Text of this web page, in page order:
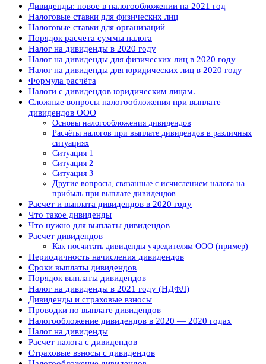
Дивиденды: новое в налогообложении на 2021 год
Налоговые ставки для физических лиц
Налоговые ставки для организаций
Порядок расчета суммы налога
Налог на дивиденды в 2020 году
Налог на дивиденды для физических лиц в 2020 году
Налог на дивиденды для юридических лиц в 2020 году
Формула расчёта
Налоги с дивидендов юридическим лицам.
Сложные вопросы налогообложения при выплате
дивидендов ООО
Основы налогообложения дивидендов
Расчёты налогов при выплате дивидендов в различных
ситуациях
Ситуация 1
Ситуация 2
Ситуация 3
Другие вопросы, связанные с исчислением налога на
прибыль при выплате дивидендов
Расчет и выплата дивидендов в 2020 году
Что такое дивиденды
Что нужно для выплаты дивидендов
Расчет дивидендов
Как посчитать дивиденды учредителям ООО (пример)
Периодичность начисления дивидендов
Сроки выплаты дивидендов
Порядок выплаты дивидендов
Налог на дивиденды в 2021 году (НДФЛ)
Дивиденды и страховые взносы
Проводки по выплате дивидендов
Налогообложение дивидендов в 2020 — 2020 годах
Налог на дивиденды
Расчет налога с дивидендов
Страховые взносы с дивидендов